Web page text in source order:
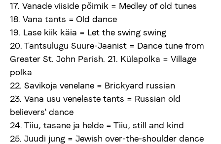
17. Vanade viiside põimik = Medley of old tunes
18. Vana tants = Old dance
19. Lase kiik käia = Let the swing swing
20. Tantsulugu Suure-Jaanist = Dance tune from
Greater St. John Parish. 21. Külapolka = Village
polka
22. Savikoja venelane = Brickyard russian
23. Vana usu venelaste tants = Russian old
believers' dance
24. Tiiu, tasane ja helde = Tiiu, still and kind
25. Juudi jung = Jewish over-the-shoulder dance